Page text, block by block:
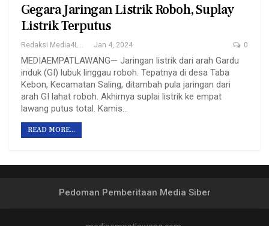
Gegara Jaringan Listrik Roboh, Suplay
Listrik Terputus
Jan 4, 2024 0
MEDIAEMPATLAWANG— Jaringan listrik dari arah Gardu
induk (GI) lubuk linggau roboh. Tepatnya di desa Taba
Kebon, Kecamatan Saling, ditambah pula jaringan dari
arah GI lahat roboh. Akhirnya suplai listrik ke empat
lawang putus total. Kamis…
READ MORE...
Pedoman Pemberitaan Media Siber